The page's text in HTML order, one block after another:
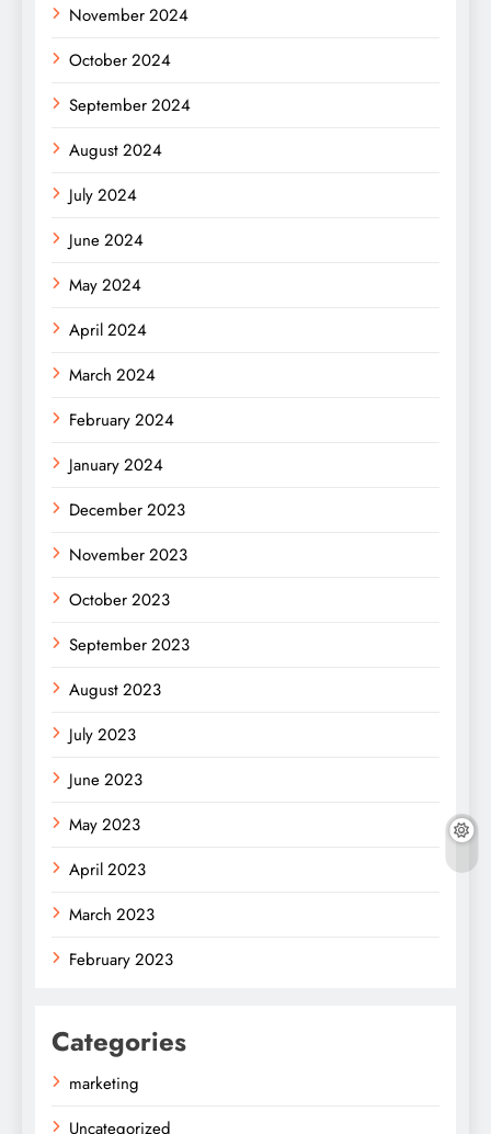
November 2024
October 2024
September 2024
August 2024
July 2024
June 2024
May 2024
April 2024
March 2024
February 2024
January 2024
December 2023
November 2023
October 2023
September 2023
August 2023
July 2023
June 2023
May 2023
April 2023
March 2023
February 2023
Categories
marketing
Uncategorized